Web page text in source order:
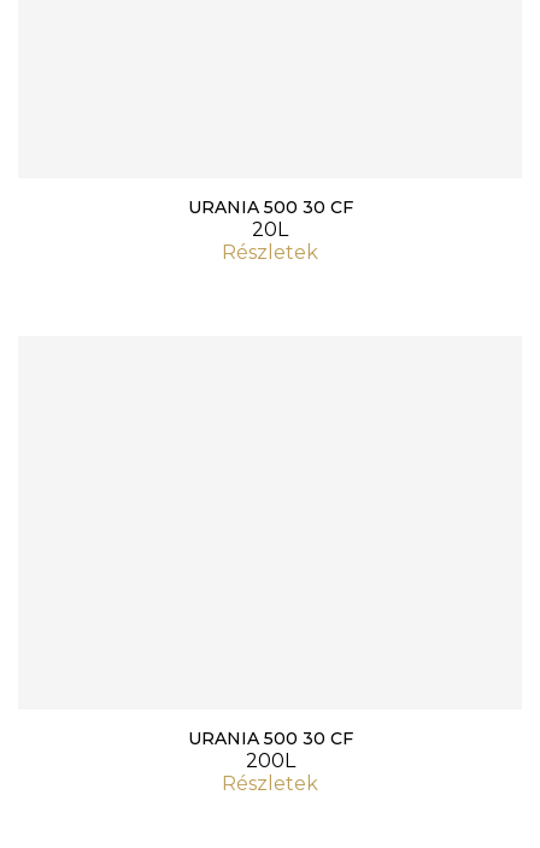
URANIA 500 30 CF
20L
Részletek
URANIA 500 30 CF
200L
Részletek